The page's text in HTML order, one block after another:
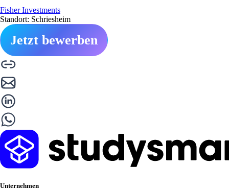
Fisher Investments
Standort: Schriesheim
Jetzt bewerben
Unternehmen